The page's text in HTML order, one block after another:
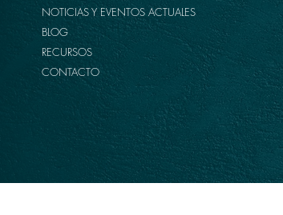
NOTICIAS Y EVENTOS ACTUALES
BLOG
RECURSOS
CONTACTO